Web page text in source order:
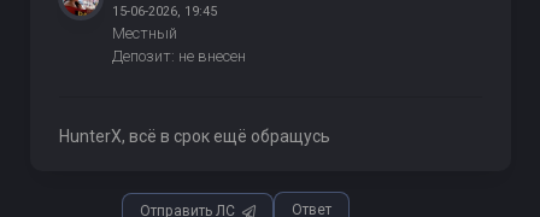
15-06-2026, 19:45
Местный
Депозит: не внесен
HunterX, всё в срок ещё обращусь
Отправить ЛС Ответ